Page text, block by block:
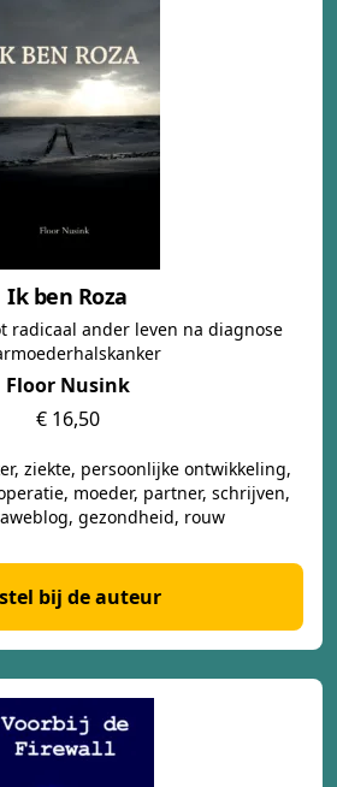
Ik ben Roza
radicaal ander leven na diagnose
Floor Nusink
€ 16,50
ziekte, persoonlijke ontwikkeling,
moeder, partner, schrijven,
gezondheid, rouw
bij de auteur